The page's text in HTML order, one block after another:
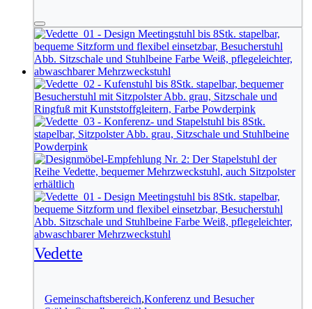
Vedette
Gemeinschaftsbereich,Konferenz und Besucher